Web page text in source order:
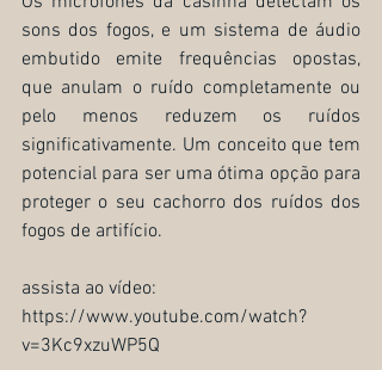
sons dos fogos, e um sistema de áudio
embutido emite frequências opostas,
que anulam o ruído completamente ou
pelo menos reduzem os ruídos
significativamente. Um conceito que tem
potencial para ser uma ótima opção para
proteger o seu cachorro dos ruídos dos
fogos de artifício.
assista ao vídeo:
https://www.youtube.com/watch?
v=3Kc9xzuWP5Q